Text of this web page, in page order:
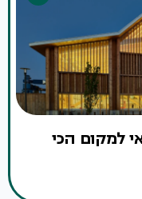
למקום הכי